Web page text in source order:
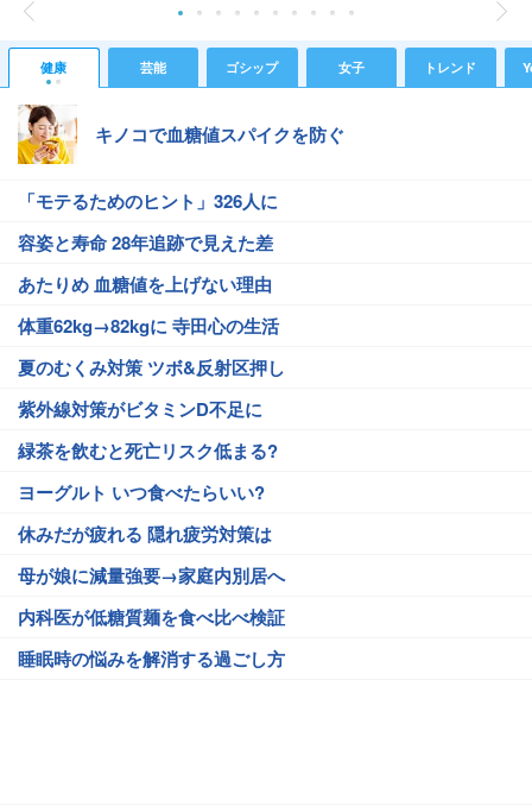
健康 芸能 ゴシップ 女子 トレンド
キノコで血糖値スパイクを防ぐ
「モテるためのヒント」326人に
容姿と寿命 28年追跡で見えた差
あたりめ 血糖値を上げない理由
体重62kg→82kgに 寺田心の生活
夏のむくみ対策 ツボ&反射区押し
紫外線対策がビタミンD不足に
緑茶を飲むと死亡リスク低まる?
ヨーグルト いつ食べたらいい?
休みだが疲れる 隠れ疲労対策は
母が娘に減量強要→家庭内別居へ
内科医が低糖質麺を食べ比べ検証
睡眠時の悩みを解消する過ごし方